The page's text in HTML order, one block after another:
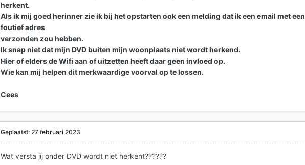
herkent.
Als ik mij goed herinner zie ik bij het opstarten ook een melding dat ik een email met een
foutief adres
verzonden zou hebben.
Ik snap niet dat mijn DVD buiten mijn woonplaats niet wordt herkend.
Hier of elders de Wifi aan of uitzetten heeft daar geen invloed op.
Wie kan mij helpen dit merkwaardige voorval op te lossen.
Cees
Geplaatst:27 februari 2023
Wat versta jij onder DVD wordt niet herkent??????